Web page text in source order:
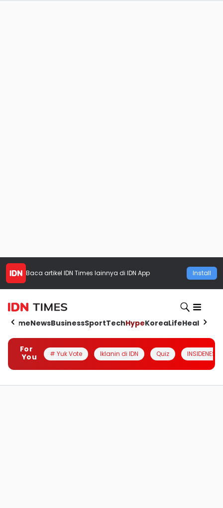
Baca artikel IDN Times lainnya di IDN App Install
HomeNewsBusinessSportTechHypeKoreaLifeHealth
For
You
# Yuk Vote Iklanin di IDN Quiz INSIDENESIA